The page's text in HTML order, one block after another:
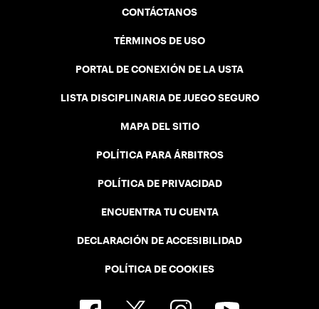
CONTÁCTANOS
TÉRMINOS DE USO
PORTAL DE CONEXIÓN DE LA USTA
LISTA DISCIPLINARIA DE JUEGO SEGURO
MAPA DEL SITIO
POLÍTICA PARA ÁRBITROS
POLÍTICA DE PRIVACIDAD
ENCUENTRA TU CUENTA
DECLARACIÓN DE ACCESIBILIDAD
POLÍTICA DE COOKIES